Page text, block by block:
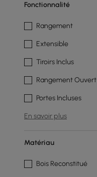
Fonctionnalité
Rangement
Extensible
Tiroirs Inclus
Rangement Ouvert
Portes Incluses
En savoir plus
Matériau
Bois Reconstitué